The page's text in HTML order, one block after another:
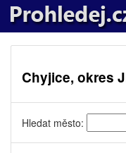
Chyjice, okres
Hledat město: